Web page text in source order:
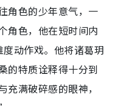
角色的少年意气，一
角色，他在短时间内
动作戏。他将诸葛玥
的特质诠释得十分到
满破碎感的眼神，